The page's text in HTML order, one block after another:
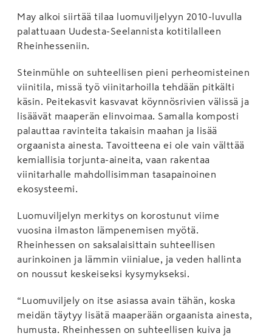
May alkoi siirtää tilaa luomuviljelyyn 2010-luvulla
palattuaan Uudesta-Seelannista kotitilalleen
Rheinhesseniin.
Steinmühle on suhteellisen pieni perheomisteinen
viinitila, missä työ viinitarhoilla tehdään pitkälti
käsin. Peitekasvit kasvavat köynnösrivien välissä ja
lisäävät maaperän elinvoimaa. Samalla komposti
palauttaa ravinteita takaisin maahan ja lisää
orgaanista ainesta. Tavoitteena ei ole vain välttää
kemiallisia torjunta-aineita, vaan rakentaa
viinitarhalle mahdollisimman tasapainoinen
ekosysteemi.
Luomuviljelyn merkitys on korostunut viime
vuosina ilmaston lämpenemisen myötä.
Rheinhessen on saksalaisittain suhteellisen
aurinkoinen ja lämmin viinialue, ja veden hallinta
on noussut keskeiseksi kysymykseksi.
“Luomuviljely on itse asiassa avain tähän, koska
meidän täytyy lisätä maaperään orgaanista ainesta,
humusta. Rheinhessen on suhteellisen kuiva ja